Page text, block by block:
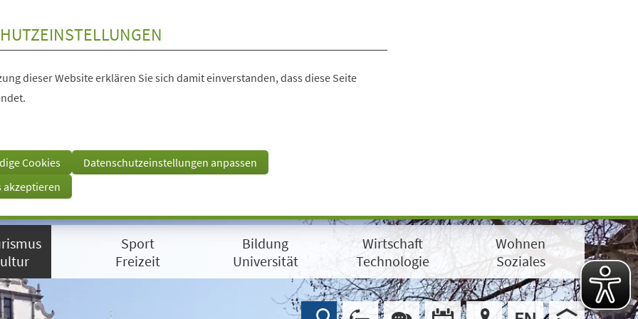
dieser Website erklären Sie sich damit einverstanden, dass diese Seite
Cookies
Datenschutzeinstellungen anpassen
akzeptieren
Sport
Freizeit
Bildung
Universität
Wirtschaft
Technologie
Wohnen
Soziales